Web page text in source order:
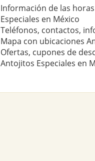
Información de las
Especiales en México
Teléfonos, contactos,
Mapa con ubicaciones
Ofertas, cupones de
Antojitos Especiales en